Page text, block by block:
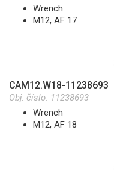
Wrench
M12, AF 17
CAM12.W18-11238693
Obj. číslo: 11238693
Wrench
M12, AF 18